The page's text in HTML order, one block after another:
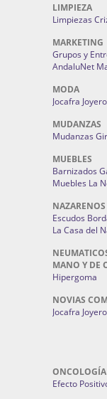
LIMPIEZA
Limpiezas
MARKETING
Grupos y
AndaluNet
MODA
Jocafra
MUDANZAS
Mudanzas
MUEBLES
Barnizados
Muebles La
Escudos
La Casa del
MANO Y DE
Hipergoma
NOVIAS
Jocafra
ONCOLOGÍA
Efecto